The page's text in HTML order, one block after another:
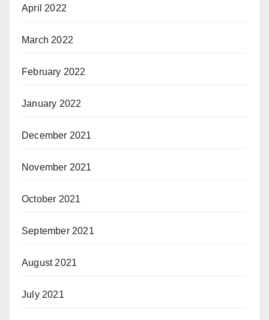
April 2022
March 2022
February 2022
January 2022
December 2021
November 2021
October 2021
September 2021
August 2021
July 2021